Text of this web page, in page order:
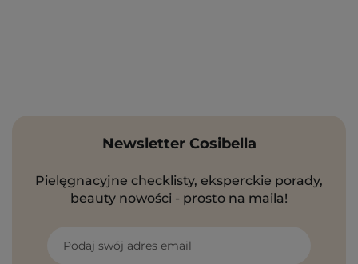
Newsletter Cosibella
Pielęgnacyjne checklisty, eksperckie porady,
beauty nowości - prosto na maila!
Podaj swój adres email